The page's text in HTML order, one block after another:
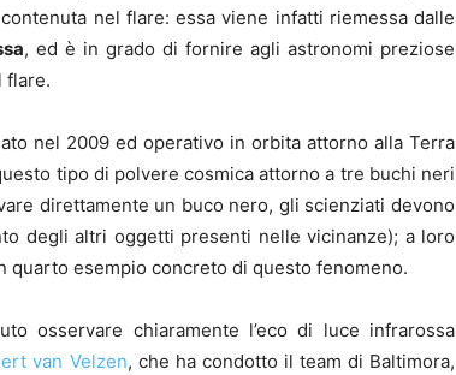
nel flare: essa viene infatti riemessa dalle
, ed è in grado di fornire agli astronomi preziose
flare.
nel 2009 ed operativo in orbita attorno alla Terra
tipo di polvere cosmica attorno a tre buchi neri
direttamente un buco nero, gli scienziati devono
degli altri oggetti presenti nelle vicinanze); a loro
esempio concreto di questo fenomeno.
osservare chiaramente l’eco di luce infrarossa
van Velzen, che ha condotto il team di Baltimora,